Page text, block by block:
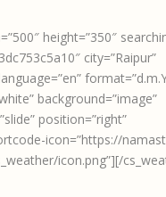
height=”350″
city=”Raipur”
background=”image”
position=”right”
icon=”https://
icon.png”][/